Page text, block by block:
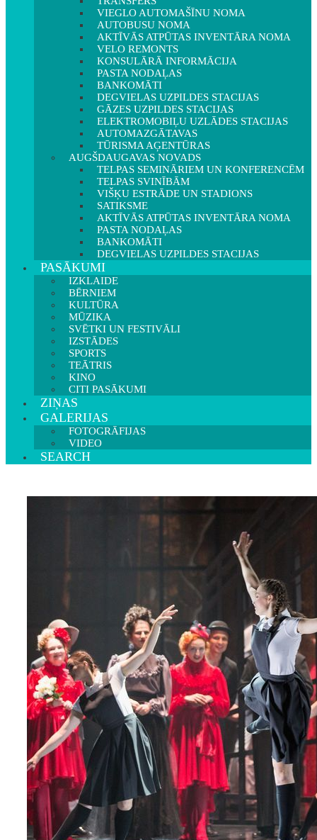
VIEGLO AUTOMAŠĪNU NOMA
AUTOBUSU NOMA
AKTĪVĀS ATPŪTAS INVENTĀRA NOMA
VELO REMONTS
KONSULĀRĀ INFORMĀCIJA
PASTA NODAĻAS
BANKOMĀTI
DEGVIELAS UZPILDES STACIJAS
GĀZES UZPILDES STACIJAS
ELEKTROMOBIĻU UZLĀDES STACIJAS
AUTOMAZGĀTAVAS
TŪRISMA AĢENTŪRAS
AUGŠDAUGAVAS NOVADS
TELPAS SEMINĀRIEM UN KONFERENCĒM
TELPAS SVINĪBĀM
VIŠĶU ESTRĀDE UN STADIONS
SATIKSME
AKTĪVĀS ATPŪTAS INVENTĀRA NOMA
PASTA NODAĻAS
BANKOMĀTI
DEGVIELAS UZPILDES STACIJAS
PASĀKUMI
IZKLAIDE
BĒRNIEM
KULTŪRA
MŪZIKA
SVĒTKI UN FESTIVĀLI
IZSTĀDES
SPORTS
TEĀTRIS
KINO
CITI PASĀKUMI
ZIŅAS
GALERIJAS
FOTOGRĀFIJAS
VIDEO
SEARCH